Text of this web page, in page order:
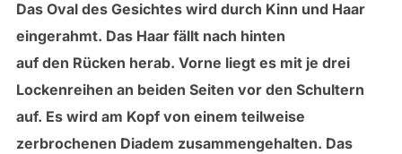
Das Oval des Gesichtes wird durch Kinn und Haar
eingerahmt. Das Haar fällt nach hinten
auf den Rücken herab. Vorne liegt es mit je drei
Lockenreihen an beiden Seiten vor den Schultern
auf. Es wird am Kopf von einem teilweise
zerbrochenen Diadem zusammengehalten. Das